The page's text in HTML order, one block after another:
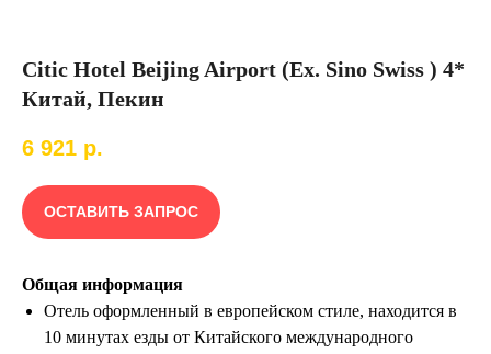
Citic Hotel Beijing Airport (Ex. Sino Swiss ) 4*
Китай, Пекин
6 921 р.
ОСТАВИТЬ ЗАПРОС
Общая информация
Отель оформленный в европейском стиле, находится в
10 минутах езды от Китайского международного